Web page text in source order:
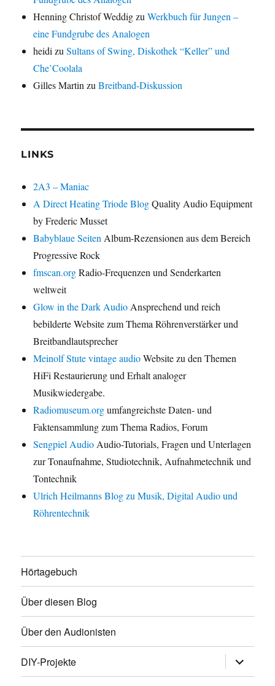
Henning Christof WeddigzuWerkbuch für Jungen –
eine Fundgrube des Analogen
heidi zuSultans of Swing, Diskothek “Keller” und
Che’Coolala
Gilles Martin zuBreitband-Diskussion
LINKS
2A3 – Maniac
A Direct Heating Triode BlogQuality Audio Equipment
by Frederic Musset
Babyblaue Seiten Album-Rezensionen aus dem Bereich
Progressive Rock
fmscan.orgRadio-Frequenzen und Senderkarten
weltweit
Glow in the Dark Audio Ansprechend und reich
bebilderte Website zum Thema Röhrenverstärker und
Breitbandlautsprecher
Meinolf Stute vintage audioWebsite zu den Themen
HiFi Restaurierung und Erhalt analoger
Musikwiedergabe.
Radiomuseum.orgumfangreichste Daten- und
Faktensammlung zum Thema Radios, Forum
Sengpiel Audio Audio-Tutorials, Fragen und Unterlagen
zur Tonaufnahme, Studiotechnik, Aufnahmetechnik und
Tontechnik
Ulrich Heilmanns Blog zu Musik, Digital Audio und
Röhrentechnik
Hörtagebuch
Über diesen Blog
Über den Audionisten
DIY-Projekte
öffnen